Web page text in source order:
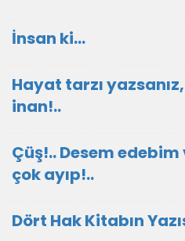
İnsan ki…
Hayat tarzı
inan!..
Çüş!.. Desem
çok ayıp!..
Dört Hak Kitabın